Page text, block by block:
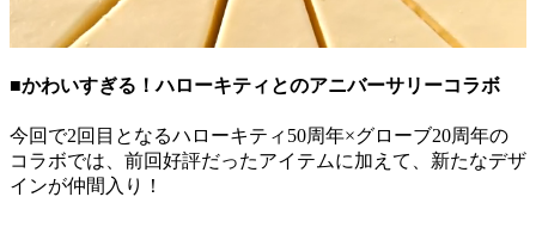
■かわいすぎる！ハローキティとのアニバーサリーコラボ
今回で2回目となるハローキティ50周年×グローブ20周年の
コラボでは、前回好評だったアイテムに加えて、新たなデザ
インが仲間入り！